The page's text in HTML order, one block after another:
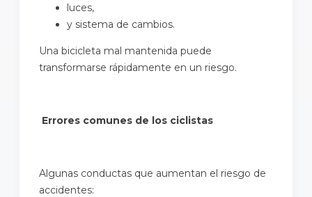
luces,
y sistema de cambios.
Una bicicleta mal mantenida puede
transformarse rápidamente en un riesgo.
Errores comunes de los ciclistas
Algunas conductas que aumentan el riesgo de
accidentes: